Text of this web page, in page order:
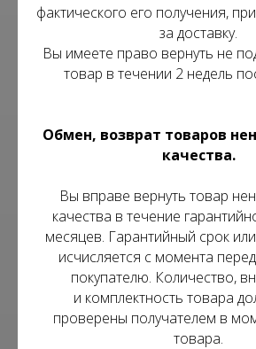
фактического его получения,
за доставку.
Вы имеете право вернуть не
товар в течении 2 недель
Обмен, возврат товаров
качества.
Вы вправе вернуть товар
качества в течение
месяцев. Гарантийный срок
исчисляется с момента
покупателю. Количество,
и комплектность товара
проверены получателем в
товара.